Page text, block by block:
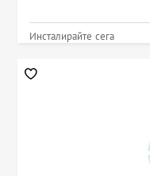
Инсталирайте сега